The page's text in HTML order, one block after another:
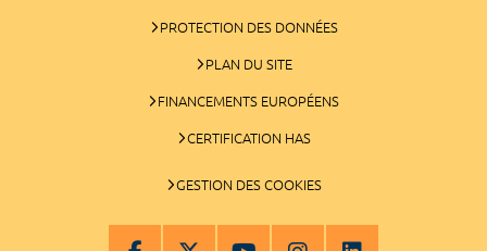
PROTECTION DES DONNÉES
PLAN DU SITE
FINANCEMENTS EUROPÉENS
CERTIFICATION HAS
GESTION DES COOKIES